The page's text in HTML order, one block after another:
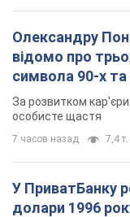
Олександру
відомо про
символа 90-х
мають
За розвитком
особисте щастя
7 часов назад 7,4 т.
У ПриватБанку
долари 1996